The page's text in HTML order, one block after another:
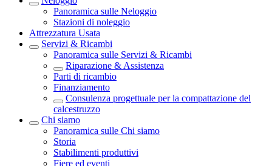
Panoramica sulle Neloggio
Stazioni di noleggio
Attrezzatura Usata
Servizi & Ricambi
Panoramica sulle Servizi & Ricambi
Riparazione & Assistenza
Parti di ricambio
Finanziamento
Consulenza progettuale per la compattazione del
calcestruzzo
Chi siamo
Panoramica sulle Chi siamo
Storia
Stabilimenti produttivi
Fiere ed eventi